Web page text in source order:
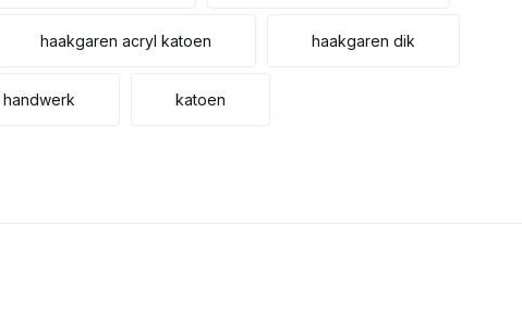
haakgaren acryl katoen haakgaren dik
handwerk katoen